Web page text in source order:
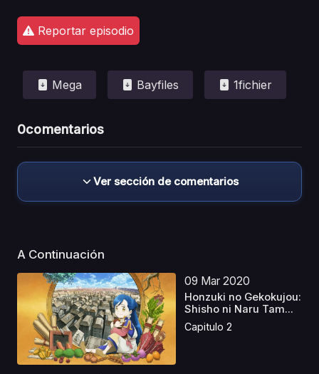
Reportar episodio
Mega Bayfiles 1fichier
0comentarios
Ver sección de comentarios
A Continuación
09 Mar 2020
Honzuki no Gekokujou:
Shisho ni Naru Tam...
Capitulo 2